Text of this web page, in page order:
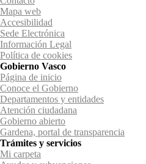
Mapa web
Accesibilidad
Sede Electrónica
Información Legal
Política de cookies
Gobierno Vasco
Página de inicio
Conoce el Gobierno
Departamentos y entidades
Atención ciudadana
Gobierno abierto
Gardena, portal de transparencia
Trámites y servicios
Mi carpeta